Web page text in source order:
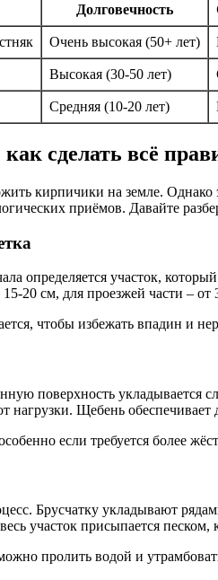
Долговечность
Очень высокая (50+ лет)
Высокая (30-50 лет)
Средняя (10-20 лет)
сделать всё
кирпичики на земле.
приёмов. Давайте
определяется участок,
20 см, для проезжей части –
чтобы избежать впадин и
поверхность
нагрузки. Щебень
если требуется более
Брусчатку укладывают
участок присыпается песком,
пролить водой и